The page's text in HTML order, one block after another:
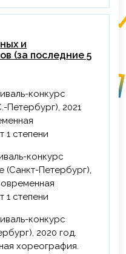
и
(за последние 5
Петербург), 2021
1 степени
(Санкт-Петербург),
1 степени
2020 год.
хореография.